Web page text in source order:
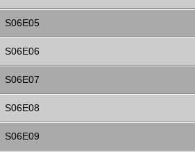
S06E05
S06E06
S06E07
S06E08
S06E09